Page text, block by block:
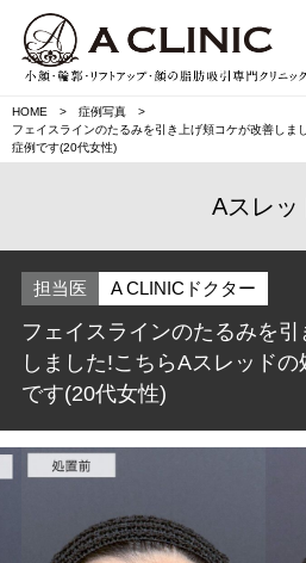
HOME
症例写真
フェイスラインのたるみを引き上げ頬コケが改善しま
症例です(20代女性)
Aスレッ
担当医 A CLINICドクター
フェイスラインのたるみを
しました!こちらAスレッド
です(20代女性)